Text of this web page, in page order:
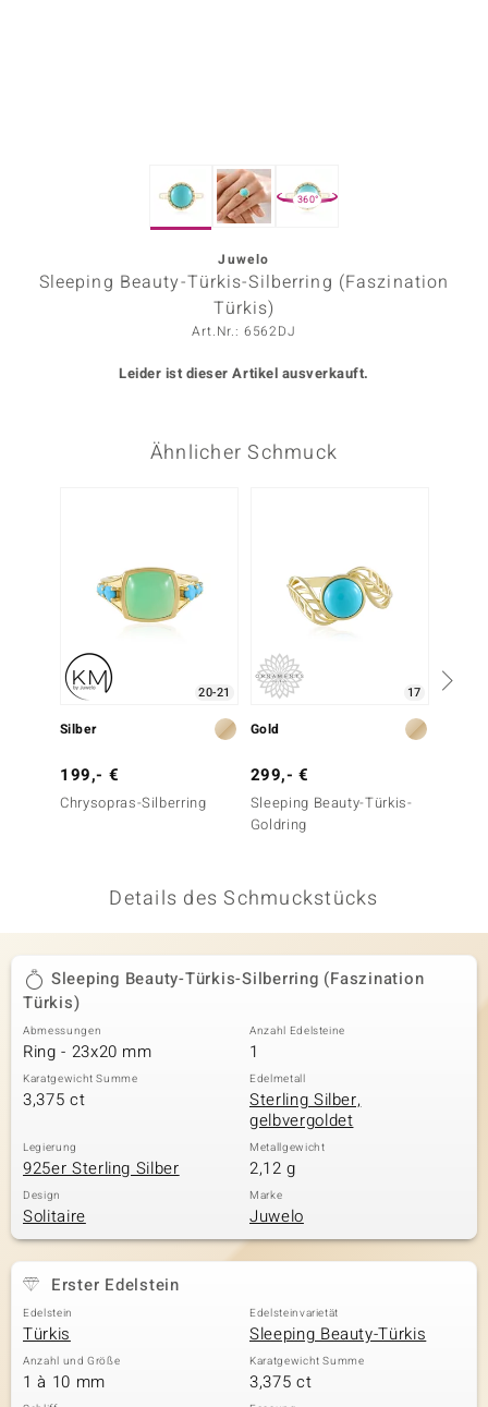
Collection
BY DE MELO
Classics
360°
Juwelo
Sleeping Beauty-Türkis-Silberring (Faszination
Türkis)
Art.Nr.: 6562DJ
Leider ist dieser Artikel ausverkauft.
Ähnlicher Schmuck
20-21
Silber
199,- €
Chrysopras-Silberring
17
Gold
299,- €
Sleeping Beauty-Türkis-
Goldring
Details des Schmuckstücks
Sleeping Beauty-Türkis-Silberring (Faszination
Türkis)
Abmessungen
Ring - 23x20 mm
Anzahl Edelsteine
1
Karatgewicht Summe
3,375 ct
Edelmetall
Sterling Silber,
gelbvergoldet
Legierung
925er Sterling Silber
Metallgewicht
2,12 g
Design
Solitaire
Marke
Juwelo
Erster Edelstein
Edelstein
Türkis
Edelsteinvarietät
Sleeping Beauty-Türkis
Anzahl und Größe
1 à 10 mm
Karatgewicht Summe
3,375 ct